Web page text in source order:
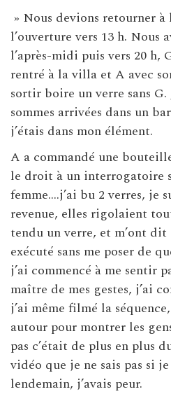
» Nous devions retourner
l’ouverture vers 13 h. Nous
l’après-midi puis vers 20 h,
rentré à la villa et A avec
sortir boire un verre sans G.
sommes arrivées dans un
j’étais dans mon élément.
A a commandé une
le droit à un interrogatoire
femme….j’ai bu 2 verres, je
revenue, elles rigolaient
tendu un verre, et m’ont
exécuté sans me poser de
j’ai commencé à me sentir
maître de mes gestes, j’ai
j’ai même filmé la
autour pour montrer les
pas c’était de plus en plus
vidéo que je ne sais pas si
lendemain, j’avais peur.